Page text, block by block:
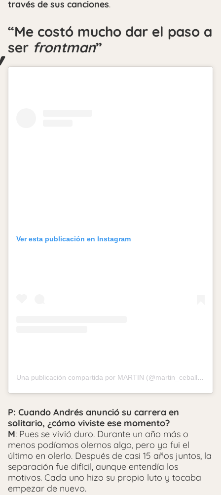
través de sus canciones.
“Me costó mucho dar el paso a
ser frontman”
Ver esta publicación en Instagram
Una publicación compartida por MARTIN (@martin_ceballos)
P: Cuando Andrés anunció su carrera en
solitario, ¿cómo viviste ese momento?
M: Pues se vivió duro. Durante un año más o
menos podíamos olernos algo, pero yo fui el
último en olerlo. Después de casi 15 años juntos, la
separación fue difícil, aunque entendía los
motivos. Cada uno hizo su propio luto y tocaba
empezar de nuevo.